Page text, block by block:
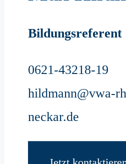
Bildungsreferent
0621-43218-19
hildmann@vwa-
neckar.de